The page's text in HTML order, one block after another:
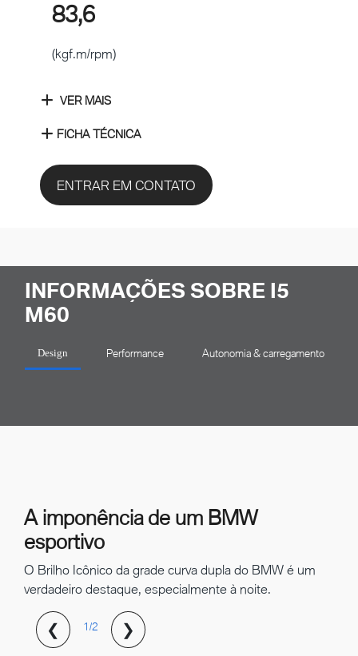
83,6
(kgf.m/rpm)
VER MAIS
FICHA TÉCNICA
ENTRAR EM CONTATO
INFORMAÇÕES SOBRE I5
M60
Design Performance Autonomia & carregamento
A imponência de um BMW
esportivo
O Brilho Icônico da grade curva dupla do BMW é um
verdadeiro destaque, especialmente à noite.
❮ 1/2 ❯